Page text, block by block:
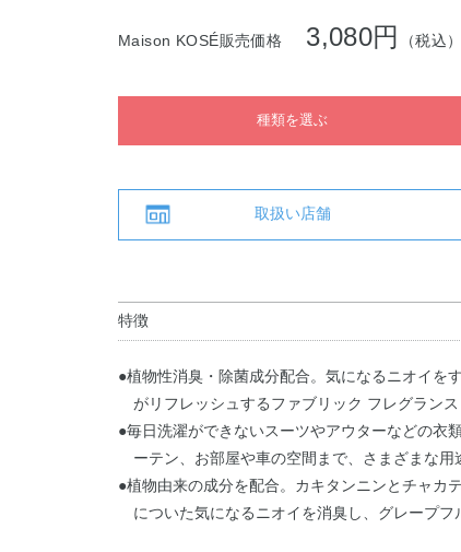
Maison KOSÉ販売価格 3,080円 （税込）
種類を選ぶ
取扱い店舗
特徴
●植物性消臭・除菌成分配合。気になるニオイを
がリフレッシュするファブリック フレグランス
●毎日洗濯ができないスーツやアウターなどの衣
ーテン、お部屋や車の空間まで、さまざまな用
●植物由来の成分を配合。カキタンニンとチャカ
についた気になるニオイを消臭し、グレープフ